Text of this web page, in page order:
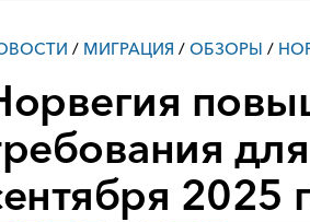
/ МИГРАЦИЯ / ОБЗОРЫ /
2025